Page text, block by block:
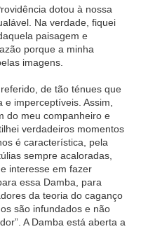
dotou à nossa
Na verdade, fiquei
paisagem e
porque a minha
imagens.
de tão ténues que
imperceptíveis. Assim,
do meu companheiro e
verdadeiros momentos
é característica, pela
sempre acaloradas,
interesse em fazer
essa Damba, para
da teoria do caganço
são infundados e não
A Damba está aberta a